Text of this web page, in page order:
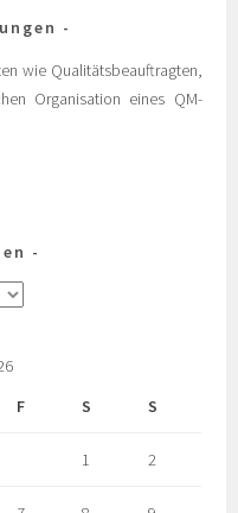
wie Qualitätsbeauftragten,
Organisation eines QM-
F S S
1 2